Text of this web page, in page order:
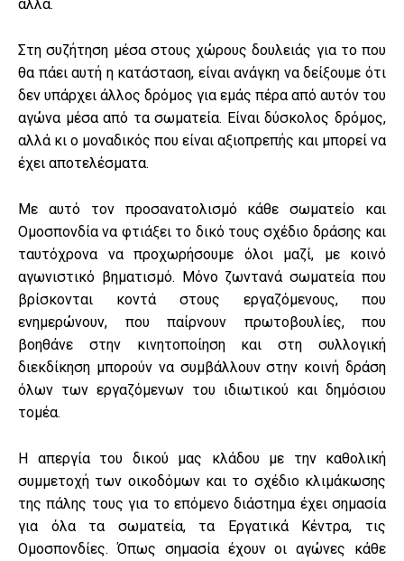
άλλα.
Στη συζήτηση μέσα στους χώρους δουλειάς για το που
θα πάει αυτή η κατάσταση, είναι ανάγκη να δείξουμε ότι
δεν υπάρχει άλλος δρόμος για εμάς πέρα από αυτόν του
αγώνα μέσα από τα σωματεία. Είναι δύσκολος δρόμος,
αλλά κι ο μοναδικός που είναι αξιοπρεπής και μπορεί να
έχει αποτελέσματα.
Με αυτό τον προσανατολισμό κάθε σωματείο και
Ομοσπονδία να φτιάξει το δικό τους σχέδιο δράσης και
ταυτόχρονα να προχωρήσουμε όλοι μαζί, με κοινό
αγωνιστικό βηματισμό. Μόνο ζωντανά σωματεία που
βρίσκονται κοντά στους εργαζόμενους, που
ενημερώνουν, που παίρνουν πρωτοβουλίες, που
βοηθάνε στην
κινητοποίηση και στη συλλογική
διεκδίκηση μπορούν να συμβάλλουν στην κοινή δράση
όλων των εργαζόμενων του ιδιωτικού και δημόσιου
τομέα.
Η απεργία του δικού μας κλάδου με την καθολική
συμμετοχή των οικοδόμων και το σχέδιο κλιμάκωσης
της πάλης τους για το επόμενο διάστημα έχει σημασία
για όλα τα σωματεία, τα Εργατικά Κέντρα, τις
Ομοσπονδίες. Όπως σημασία έχουν οι αγώνες κάθε